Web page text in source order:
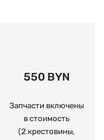
550 BYN
Запчасти включены
в стоимость
(2 крестовины,